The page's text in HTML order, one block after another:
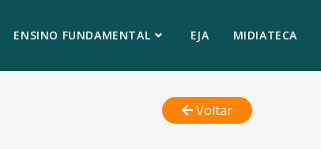
ENSINO FUNDAMENTAL EJA MIDIATECA
Voltar